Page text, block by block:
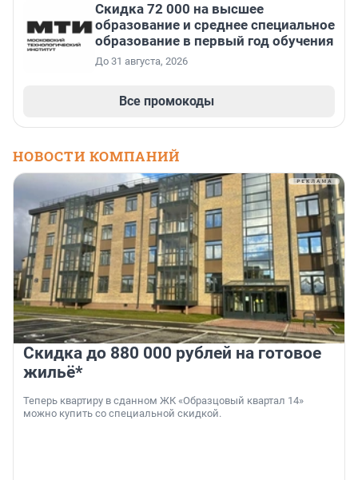
Скидка 72 000 на высшее
образование и среднее специальное
образование в первый год обучения
До 31 августа, 2026
Все промокоды
НОВОСТИ КОМПАНИЙ
Скидка до 880 000 рублей на готовое
жильё*
Теперь квартиру в сданном ЖК «Образцовый квартал 14»
можно купить со специальной скидкой.